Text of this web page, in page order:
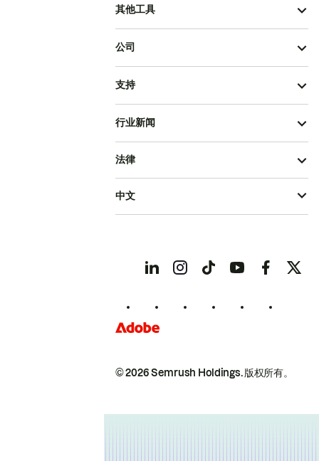
其他工具
公司
支持
行业新闻
© 2026 Semrush Holdings.版权所有。
法律
中文